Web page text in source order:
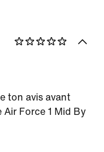
ton avis avant
Force 1 Mid By